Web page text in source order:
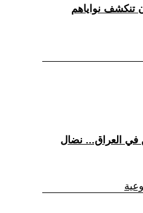
تنكشف نواياهم
في العراق... نضال